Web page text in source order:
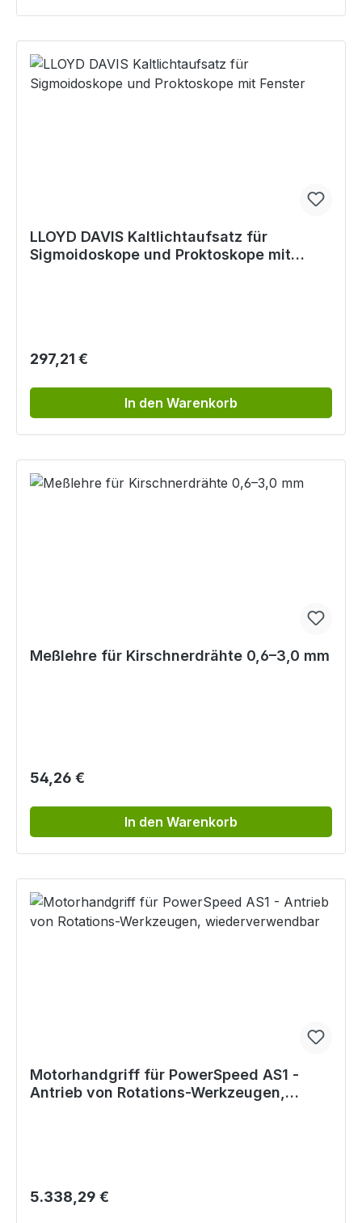
LLOYD DAVIS Kaltlichtaufsatz für
Sigmoidoskope und Proktoskope mit
Regulärer Preis:
297,21 €
In den Warenkorb
Meßlehre für Kirschnerdrähte 0,6–3,0 mm
Regulärer Preis:
54,26 €
In den Warenkorb
Motorhandgriff für PowerSpeed AS1 -
Antrieb von Rotations-Werkzeugen,
Regulärer Preis:
5.338,29 €